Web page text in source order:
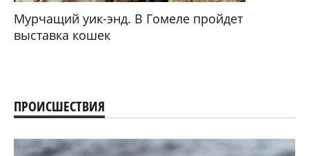
Мурчащий уик-энд. В Гомеле пройдет
выставка кошек
ПРОИСШЕСТВИЯ